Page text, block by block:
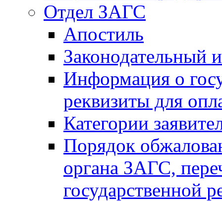
Отдел ЗАГС
Апостиль
Законодательный
Информация о
реквизиты для
Категории
Порядок
органа ЗАГС,
государственной